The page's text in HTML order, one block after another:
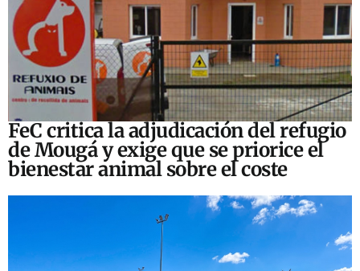
FeC critica la adjudicación del refugio
de Mougá y exige que se priorice el
bienestar animal sobre el coste